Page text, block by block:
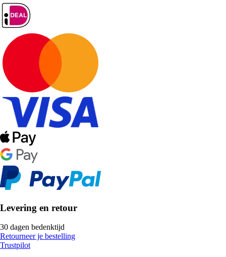
Levering en retour
30 dagen bedenktijd
Retourneer je bestelling
Trustpilot